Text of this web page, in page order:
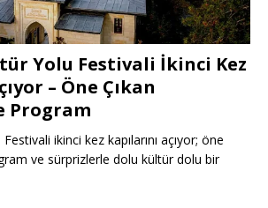
Yolu Festivali İkinci Kez
– Öne Çıkan
Program
ikinci kez kapılarını açıyor; öne
ve sürprizlerle dolu kültür dolu bir